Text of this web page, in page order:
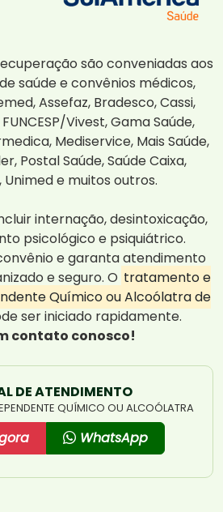
são conveniadas aos
saúde e convênios médicos,
Assefaz, Bradesco, Cassi,
Vivest, Gama Saúde,
Mediservice, Mais Saúde,
Postal Saúde, Saúde Caixa,
Unimed e muitos outros.
internação, desintoxicação,
psicológico e psiquiátrico.
e garanta atendimento
e seguro. O tratamento e
Químico ou Alcoólatra de
ser iniciado rapidamente.
contato conosco!
DE ATENDIMENTO
QUÍMICO OU ALCOÓLATRA
WhatsApp